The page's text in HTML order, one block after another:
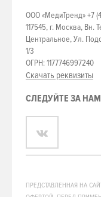
ООО «МедиТренд» +7
117545, г. Москва, Вн.
Центральное, Ул.
1/3
ОГРН: 1177746997240
Скачать реквизиты
СЛЕДУЙТЕ ЗА
ПРЕДСТАВЛЕННАЯ НА